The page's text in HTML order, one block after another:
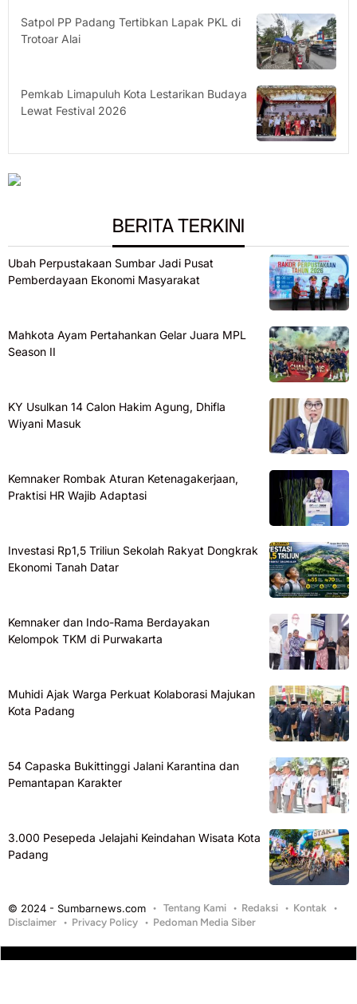
Satpol PP Padang Tertibkan Lapak PKL di
Trotoar Alai
Pemkab Limapuluh Kota Lestarikan Budaya
Lewat Festival 2026
BERITA TERKINI
Ubah Perpustakaan Sumbar Jadi Pusat
Pemberdayaan Ekonomi Masyarakat
Mahkota Ayam Pertahankan Gelar Juara MPL
Season II
KY Usulkan 14 Calon Hakim Agung, Dhifla
Wiyani Masuk
Kemnaker Rombak Aturan Ketenagakerjaan,
Praktisi HR Wajib Adaptasi
Investasi Rp1,5 Triliun Sekolah Rakyat Dongkrak
Ekonomi Tanah Datar
Kemnaker dan Indo-Rama Berdayakan
Kelompok TKM di Purwakarta
Muhidi Ajak Warga Perkuat Kolaborasi Majukan
Kota Padang
54 Capaska Bukittinggi Jalani Karantina dan
Pemantapan Karakter
3.000 Pesepeda Jelajahi Keindahan Wisata Kota
Padang
© 2024 - Sumbarnews.com Tentang Kami Redaksi
Kontak
Disclaimer
Privacy Policy Pedoman Media Siber